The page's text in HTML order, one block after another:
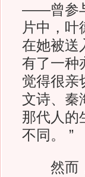
——曾参
片中，叶
在她被送
有了一种
觉得很亲
文诗、秦
那代人的
不同。 ”
然而，